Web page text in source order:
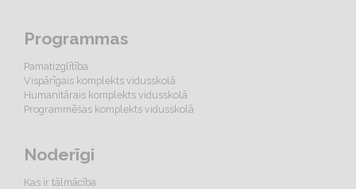
Programmas
Pamatizglītība
Vispārīgais komplekts vidusskolā
Humanitārais komplekts vidusskolā
Programmēšas komplekts vidusskolā
Noderīgi
Kas ir tālmācība